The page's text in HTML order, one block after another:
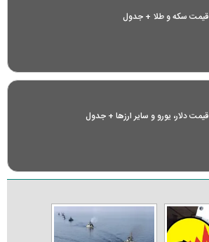
قیمت سکه و طلا + جدول
قیمت دلار، یورو و سایر ارز‌ها + جدول